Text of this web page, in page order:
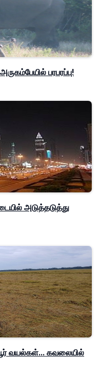
பரபரப்பு!
அடுத்தடுத்து
வயல்கள்... கவலையில்